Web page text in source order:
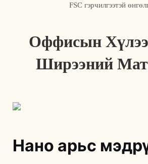
FSC гэрчилгээтэй
Оффисын
Ширээний
Нано арьс